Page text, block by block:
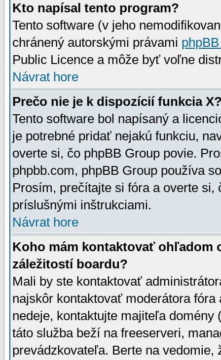
Kto napísal tento program?
Tento software (v jeho
chránený autorskými právami
Public Licence a môže byť voľne
Návrat hore
Prečo nie je k dispozícií funkcia
Tento software bol napísaný a
je potrebné pridať nejakú funkciu,
overte si, čo phpBB Group povie.
phpbb.com, phpBB Group používa
Prosím, prečítajte si fóra a overte
príslušnými inštrukciami.
Návrat hore
Koho mám kontaktovať ohľadom
záležitostí boardu?
Mali by ste kontaktovať
najskôr kontaktovať moderátora
nedeje, kontaktujte majiteľa
táto služba beží na freeserveri,
prevádzkovateľa. Berte na vedomie,